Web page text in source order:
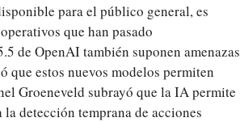
para el público general, es
que han pasado
de OpenAI también suponen amenazas
que estos nuevos modelos permiten
Groeneveld subrayó que la IA permite
detección temprana de acciones